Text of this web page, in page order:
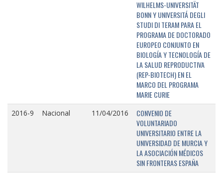
WILHELMS-UNIVERSITÄT
BONN Y UNIVERSITÁ DEGLI
STUDI DI TERAM PARA EL
PROGRAMA DE DOCTORADO
EUROPEO CONJUNTO EN
BIOLOGÍA Y TECNOLOGÍA DE
LA SALUD REPRODUCTIVA
(REP-BIOTECH) EN EL
MARCO DEL PROGRAMA
MARIE CURIE
2016-9 Nacional 11/04/2016
CONVENIO DE
VOLUNTARIADO
UNIVERSITARIO ENTRE LA
UNIVERSIDAD DE MURCIA Y
LA ASOCIACIÓN MÉDICOS
SIN FRONTERAS ESPAÑA